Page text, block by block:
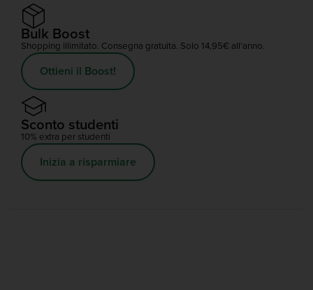
Bulk Boost
Shopping illimitato. Consegna gratuita. Solo 14,95€ all'anno.
Ottieni il Boost!
Sconto studenti
10% extra per studenti
Inizia a risparmiare